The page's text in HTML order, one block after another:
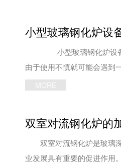
下，要获得相同的产品钢化
温，所需加热时间存在差异
工不同厂家的玻璃原片，要
3、提高钢化过程成品
钢化炉不仅要求采用优质
璃内杂质少、无大的气泡
对玻璃边角加工质量、合理
2、专 业的钢化技术 采
根据空气动力学原理并在长
型玻璃钢化炉的钢化、冷却
外观质量，还是在内在质
畅，满足建筑师的想象。诸
高，操控更容易。有多种
炉内温度图形监控、产品质
小型玻璃钢化炉设
小型玻璃钢化炉设备
由于使用不慎就可能会遇到
洛阳申诚玻璃技术有限公司
炉体开起100mm左右，人工
(注意不要损伤石英辊道)并
否则炉体可能发生变形。
MORE
双室对流钢化炉的
双室对流钢化炉是玻璃
业发展具有重要的促进作用